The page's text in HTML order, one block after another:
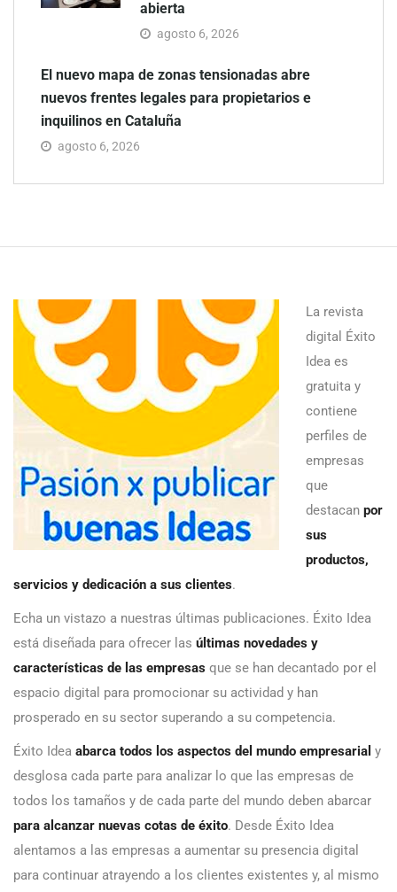
abierta
agosto 6, 2026
El nuevo mapa de zonas tensionadas abre
nuevos frentes legales para propietarios e
inquilinos en Cataluña
agosto 6, 2026
La revista
digital Éxito
Idea es
gratuita y
contiene
perfiles de
empresas
que
destacan por
sus
productos,
servicios y dedicación a sus clientes.
Echa un vistazo a nuestras últimas publicaciones. Éxito Idea
está diseñada para ofrecer las últimas novedades y
características de las empresas que se han decantado por el
espacio digital para promocionar su actividad y han
prosperado en su sector superando a su competencia.
Éxito Idea abarca todos los aspectos del mundo empresarial y
desglosa cada parte para analizar lo que las empresas de
todos los tamaños y de cada parte del mundo deben abarcar
para alcanzar nuevas cotas de éxito. Desde Éxito Idea
alentamos a las empresas a aumentar su presencia digital
para continuar atrayendo a los clientes existentes y, al mismo